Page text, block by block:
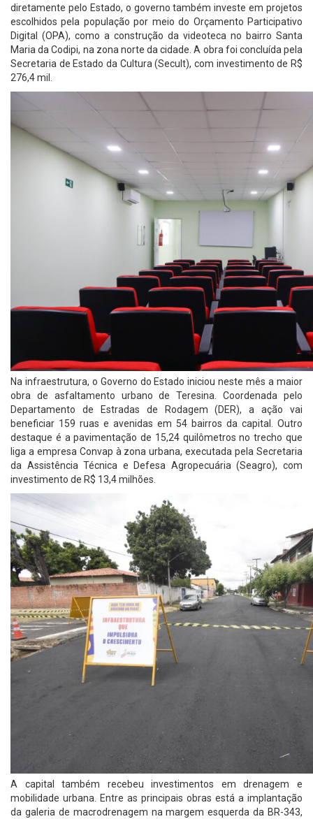
diretamente pelo Estado, o governo também investe em projetos
escolhidos pela população por meio do Orçamento Participativo
Digital (OPA), como a construção da videoteca no bairro Santa
Maria da Codipi, na zona norte da cidade. A obra foi concluída pela
Secretaria de Estado da Cultura (Secult), com investimento de R$
276,4 mil.
Na infraestrutura, o Governo do Estado iniciou neste mês a maior
obra de asfaltamento urbano de Teresina. Coordenada pelo
Departamento de Estradas de Rodagem (DER), a ação vai
beneficiar 159 ruas e avenidas em 54 bairros da capital. Outro
destaque é a pavimentação de 15,24 quilômetros no trecho que
liga a empresa Convap à zona urbana, executada pela Secretaria
da Assistência Técnica e Defesa Agropecuária (Seagro), com
investimento de R$ 13,4 milhões.
A capital também recebeu investimentos em drenagem e
mobilidade urbana. Entre as principais obras está a implantação
da galeria de macrodrenagem na margem esquerda da BR-343,